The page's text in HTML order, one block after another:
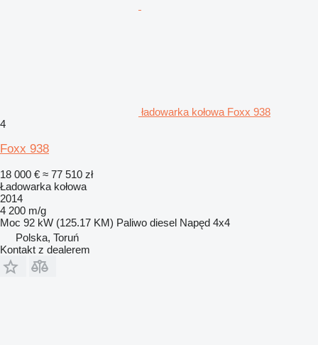
ładowarka kołowa Foxx 938
4
Foxx 938
18 000 € ≈ 77 510 zł
Ładowarka kołowa
2014
4 200 m/g
Moc 92 kW (125.17 KM) Paliwo diesel Napęd 4x4
Polska, Toruń
Kontakt z dealerem